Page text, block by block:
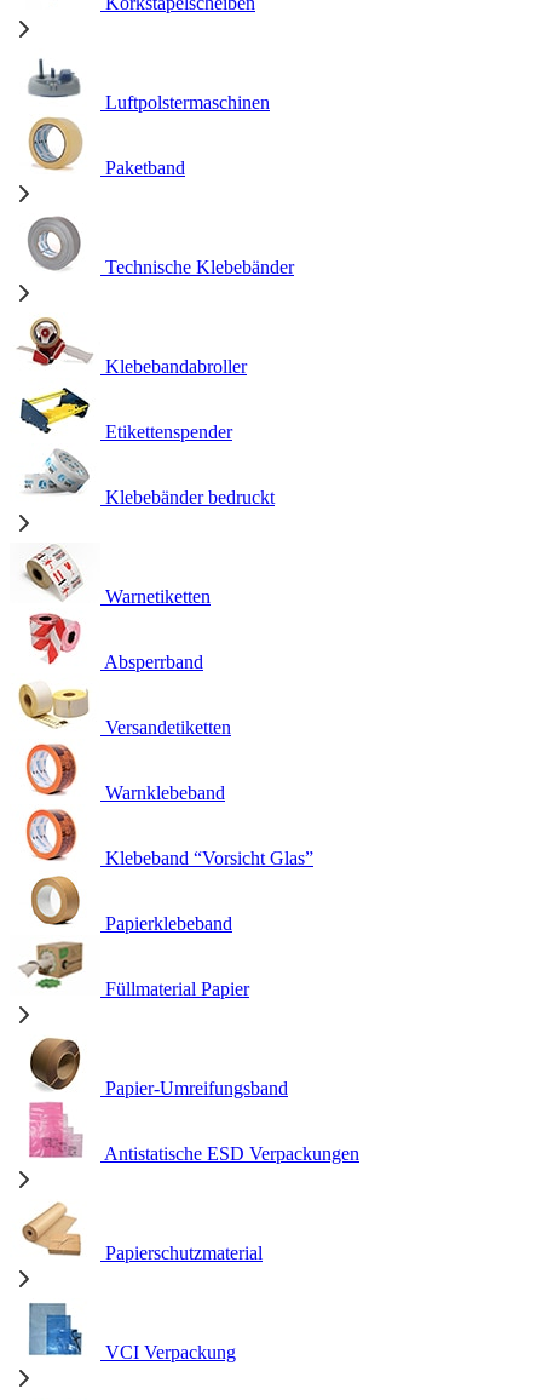
Luftpolstermaschinen
Paketband
Technische Klebebänder
Klebebandabroller
Etikettenspender
Klebebänder bedruckt
Warnetiketten
Absperrband
Versandetiketten
Warnklebeband
Klebeband “Vorsicht Glas”
Papierklebeband
Füllmaterial Papier
Papier-Umreifungsband
Antistatische ESD Verpackungen
Papierschutzmaterial
VCI Verpackung